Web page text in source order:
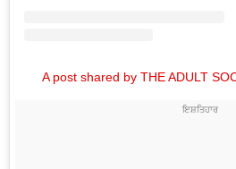
A post shared by THE ADULT